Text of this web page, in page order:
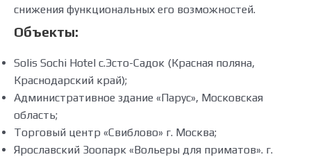
снижения функциональных его возможностей.
Объекты:
Solis Sochi Hotel с.Эсто-Садок (Красная поляна,
Краснодарский край);
Административное здание «Парус», Московская
область;
Торговый центр «Свиблово» г. Москва;
Ярославский Зоопарк «Вольеры для приматов». г.